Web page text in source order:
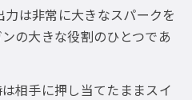
は非常に大きなスパークを
の大きな役割のひとつであ
相手に押し当てたままスイ